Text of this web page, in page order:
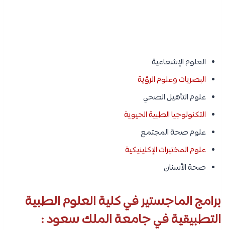
العلوم الإشعاعية
البصريات وعلوم الرؤية
علوم التأهيل الصحي
التكنولوجيا الطبية الحيوية
علوم صحة المجتمع
علوم المختبرات الإكلينيكية
صحة الأسنان
برامج الماجستير في كلية العلوم الطبية
التطبيقية في جامعة الملك سعود :